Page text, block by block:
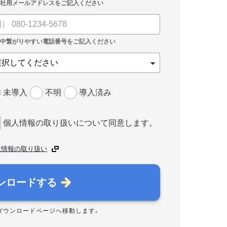
未導入 不明 導入済み
個人情報の取り扱いについて同意します。
報の取り扱い
ロードする
ウンロードページへ移動します。